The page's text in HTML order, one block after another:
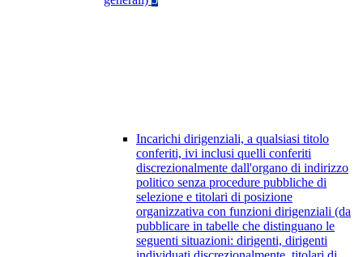
Incarichi dirigenziali, a qualsiasi titolo
conferiti, ivi inclusi quelli conferiti
discrezionalmente dall'organo di indirizzo
politico senza procedure pubbliche di
selezione e titolari di posizione
organizzativa con funzioni dirigenziali (da
pubblicare in tabelle che distinguano le
seguenti situazioni: dirigenti, dirigenti